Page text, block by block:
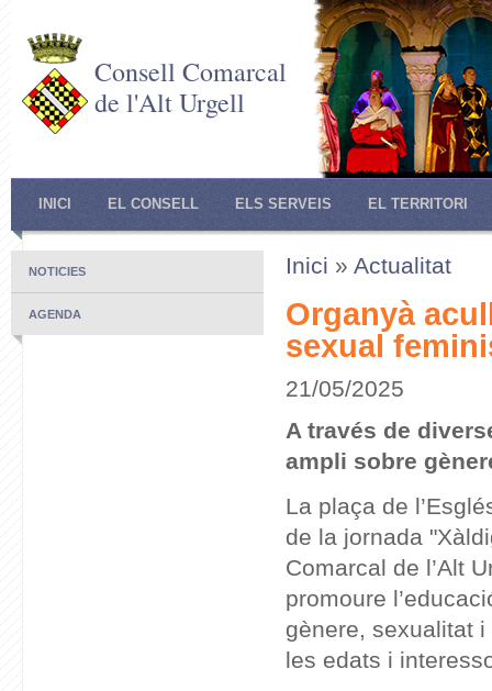
Consell Comarcal
de l'Alt Urgell
INICI EL CONSELL ELS SERVEIS EL TERRITORI
NOTICIES
AGENDA
Inici » Actualitat
Organyà
sexual
21/05/2025
A través de
ampli sobre
La plaça de
de la jornada
Comarcal de l’Alt
promoure
gènere, sexualitat i
les edats i